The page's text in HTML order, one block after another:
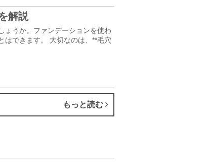
解説
ょうか。ファンデーションを使わ
はできます。 大切なのは、**毛穴
もっと読む